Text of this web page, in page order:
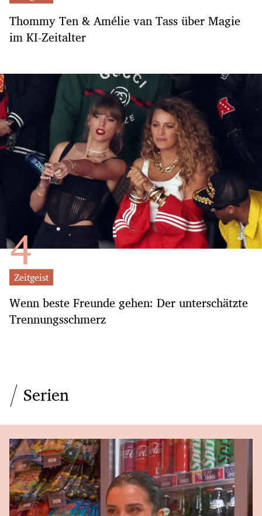
Thommy Ten & Amélie van Tass über Magie
im KI-Zeitalter
Zeitgeist
Wenn beste Freunde gehen: Der unterschätzte
Trennungsschmerz
Serien